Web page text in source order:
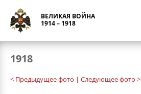
ВЕЛИКАЯ ВОЙНА
1914 – 1918
1918
< Предыдущее фото | Следующее фото >